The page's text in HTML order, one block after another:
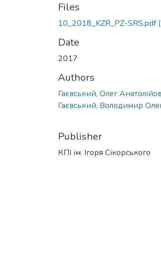
Files
10_2018_KZR_PZ-SRS.pdf
Date
2017
Authors
Гаєвський, Олег
Гаєвський, Володимир
Publisher
КПІ ім. Ігоря Сікорського